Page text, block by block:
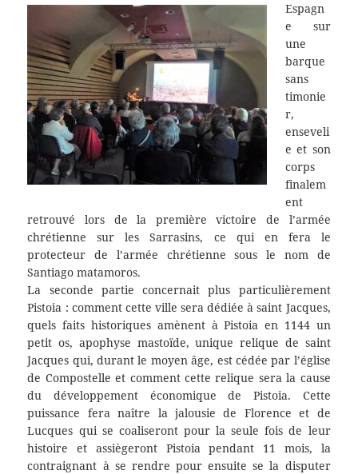
Espagn
e sur
une
barque
sans
timonie
r,
enseveli
e et son
corps
finalem
ent
retrouvé lors de la première victoire de l’armée
chrétienne sur les Sarrasins, ce qui en fera le
protecteur de l’armée chrétienne sous le nom de
Santiago matamoros.
La seconde partie concernait plus particulièrement
Pistoia : comment cette ville sera dédiée à saint Jacques,
quels faits historiques amènent à Pistoia en 1144 un
petit os, apophyse mastoïde, unique relique de saint
Jacques qui, durant le moyen âge, est cédée par l’église
de Compostelle et comment cette relique sera la cause
du développement économique de Pistoia. Cette
puissance fera naître la jalousie de Florence et de
Lucques qui se coaliseront pour la seule fois de leur
histoire et assiègeront Pistoia pendant 11 mois, la
contraignant à se rendre pour ensuite se la disputer